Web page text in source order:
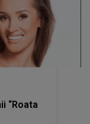
“Roata